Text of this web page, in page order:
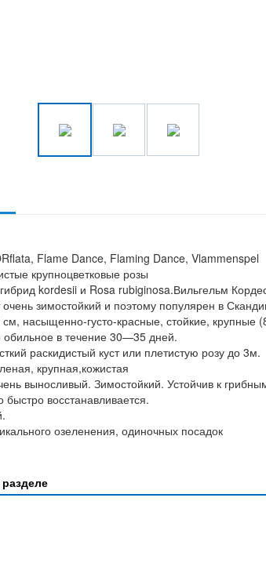
Flame Dance, Flaming Dance, Vlammenspel
крупноцветковые розы
kordesii и Rosa rubiginosa.Вильгельм
зимостойкий и поэтому популярен в
см, насыщенно-густо-красные, стойкие,
в течение 30—35 дней.
раскидистый куст или плетистую розу до 3м.
крупная,кожистая
выносливый. Зимостойкий. Устойчив к
быстро восстанавливается.
озеленения, одиночных посадок